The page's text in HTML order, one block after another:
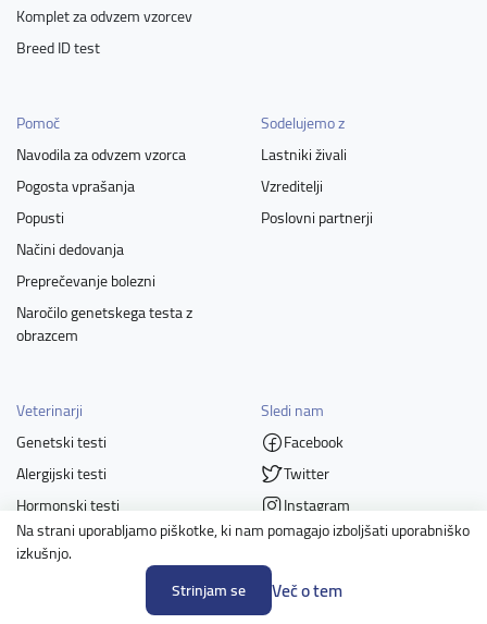
Na strani uporabljamo piškotke, ki nam pomagajo izboljšati uporabniško
izkušnjo.
Strinjam se
Več o tem
Komplet za odvzem vzorcev
Breed ID test
Pomoč
Navodila za odvzem vzorca
Pogosta vprašanja
Popusti
Načini dedovanja
Preprečevanje bolezni
Naročilo genetskega testa z
obrazcem
Sodelujemo z
Lastniki živali
Vzreditelji
Poslovni partnerji
Veterinarji
Genetski testi
Alergijski testi
Hormonski testi
Sledi nam
Facebook
Twitter
Instagram
LinkedIn